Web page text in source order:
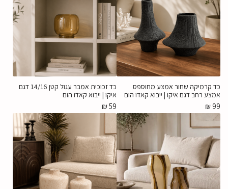
כד קרמיקה שחור אמצע מחוספס
אמצע רחב דגם איקו | ייבוא קאדו הום
₪99
כד זכוכית אמבר עגול קטן 14/16 דגם
איקו | ייבוא קאדו הום
₪59